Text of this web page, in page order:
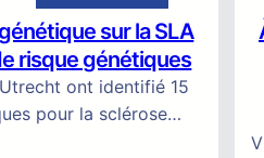
e
v
i
:
L
a
p
l
sur la SLA
risque génétiques
ont identifié 15
pour la sclérose…